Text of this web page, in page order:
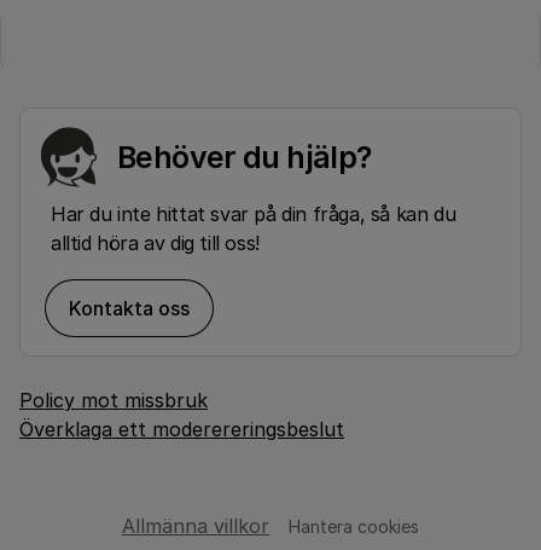
Behöver du hjälp?
Har du inte hittat svar på din fråga, så kan du
alltid höra av dig till oss!
Kontakta oss
Policy mot missbruk
Överklaga ett moderereringsbeslut
Allmänna villkor Hantera cookies